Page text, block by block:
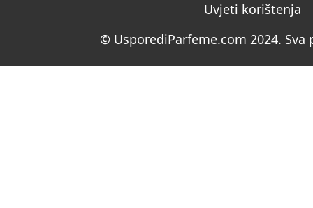
Uvjeti korištenja
© UsporediParfeme.com 2024. Sva